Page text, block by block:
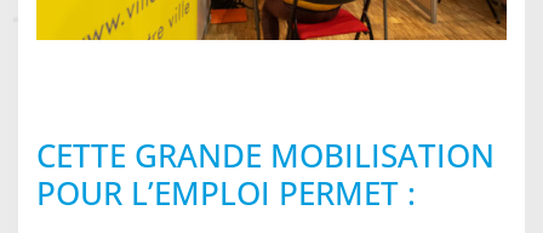
CETTE GRANDE MOBILISATION
POUR L’EMPLOI PERMET :